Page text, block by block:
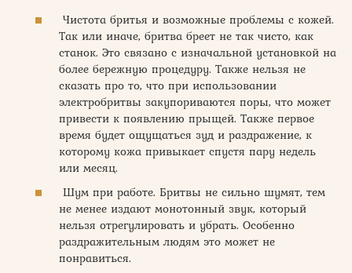
Чистота бритья и возможные проблемы с кожей.
Так или иначе, бритва бреет не так чисто, как
станок. Это связано с изначальной установкой на
более бережную процедуру. Также нельзя не
сказать про то, что при использовании
электробритвы закупориваются поры, что может
привести к появлению прыщей. Также первое
время будет ощущаться зуд и раздражение, к
которому кожа привыкает спустя пару недель
или месяц.
Шум при работе. Бритвы не сильно шумят, тем
не менее издают монотонный звук, который
нельзя отрегулировать и убрать. Особенно
раздражительным людям это может не
понравиться.